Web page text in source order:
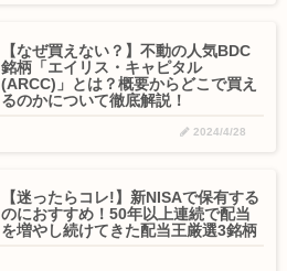
【なぜ買えない？】不動の人気BDC
銘柄「エイリス・キャピタル
(ARCC)」とは？概要からどこで買え
るのかについて徹底解説！
2024/4/28
【迷ったらコレ!】新NISAで保有する
のにおすすめ！50年以上連続で配当
を増やし続けてきた配当王厳選3銘柄